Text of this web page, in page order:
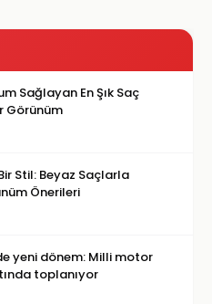
Sağlayan En Şık Saç
Görünüm
Stil: Beyaz Saçlarla
Önerileri
yeni dönem: Milli motor
toplanıyor